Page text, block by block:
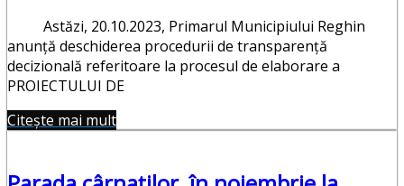
Astăzi, 20.10.2023, Primarul Municipiului Reghin
anunță deschiderea procedurii de transparență
decizională referitoare la procesul de elaborare a
PROIECTULUI DE
Citește mai mult